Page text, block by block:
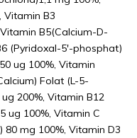
Vitamin B3
B5(Calcium-D-
(Pyridoxal-5'-phosphat)
ug 100%, Vitamin
Folat (L-5-
200%, Vitamin B12
ug 100%, Vitamin C
mg 100%, Vitamin D3